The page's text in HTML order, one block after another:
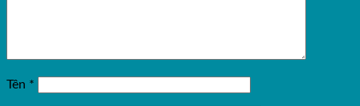
Tên *